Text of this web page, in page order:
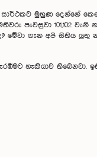
මුහුණ දෙන්නේ
පැවසුවා 101,102 වැනි
මේවා ගැන අපි සිතිය යුතු
හැකියාව තිබෙනවා.